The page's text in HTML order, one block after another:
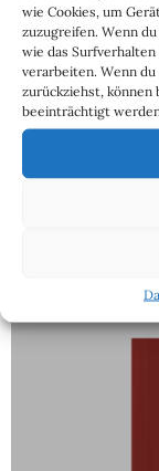
wie Cookies, um
zuzugreifen. Wenn
wie das
verarbeiten. Wenn
zurückziehst,
beeinträchtigt